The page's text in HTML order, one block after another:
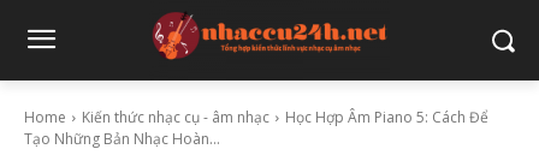
Home Kiến thức nhạc cụ - âm nhạc
Học Hợp Âm Piano 5: Cách Để
Tạo Những Bản Nhạc Hoàn...